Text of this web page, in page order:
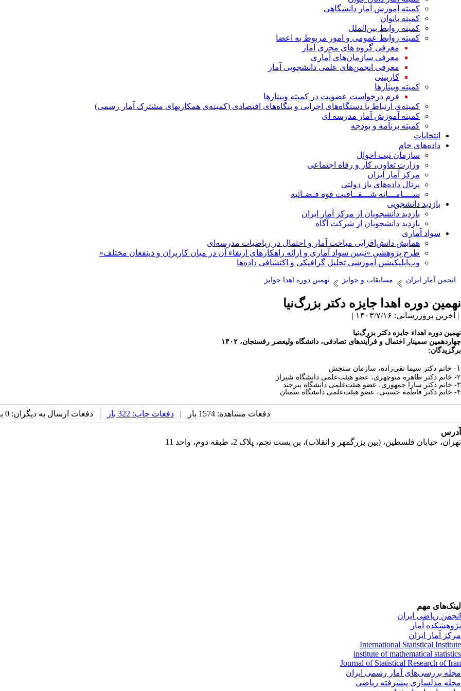
کمیته آموزش آمار دانشگاهی
کمیته بانوان
کمیته روابط بین‌الملل
کمیته روابط عمومی و امور مربوط به اعضا
معرفی گروه های مجری آمار
معرفی سازمان‌های آماری
معرفی انجمن‌های علمی دانشجویی آمار
کاربینی
کمیته وبینارها
فرم درخواست عضویت در کمیته وبینارها
کمیته‌ی ارتباط با دستگاه‌های اجرایی و بنگاه‌های اقتصادی (کمیته‌ی همکاریهای مشترک آمار رسمی)
کمیته آموزش آمار مدرسه ای
کمیته برنامه و بودجه
انتخابات
داده‌های خام
سازمان ثبت احوال
وزارت تعاون، کار و رفاه اجتماعی
مرکز آمار ایران
پرتال داده‌های باز دولتی
ســــامـــانه شـــفــافیت قوه قـضـائیه
بازدید دانشجویی
بازدید دانشجویان از مرکز آمار ایران
بازدید دانشجویان از شرکت آگاه
سواد آماری
همایش دانش‌افزایی مباحث آمار و احتمال در ریاضیات مدرسه‌ای
طرح پژوهشی «تبیین سواد آماری و ارائه راهکارهای ارتقاء آن در میان کاربران و ذینفعان مختلف»
وب‌اپلیکیشن آموزشی تحلیل گرافیکی و اکتشافی داده‌ها
انجمن آمار ایران مسابقات و جوایز نهمین دوره اهدا جوایز
نهمین دوره اهدا جایزه دکتر بزرگ‌نیا
| آخرین بروزرسانی: ۱۴۰۳/۷/۱۶ |
نهمین دوره اهداء جایزه دکتر بزرگ‌نیا
چهاردهمین سمینار اختمال و فرآیندهای تصادفی، دانشگاه ولیعصر رفسنجان، ۱۴۰۲
برگزیدگان:
۱- خانم دکتر سیما نقی‌زاده، سازمان سنجش
۲-
خانم دکتر طاهره منوچهری، عضو هیئت‌علمی دانشگاه شیراز
۳- خانم دکتر سارا جمهوری، عضو هیئت‌علمی دانشگاه بیرجند
۴- خانم دکتر فاطمه حسینی، عضو هیئت‌علمی دانشگاه سمنان
دفعات مشاهده: 1574 بار | دفعات چاپ: 322 بار | دفعات ارسال به دیگران: 0 بار |
آدرس
تهران، خیابان فلسطین، (بین بزرگمهر و انقلاب)، بن بست نجم، پلاک 2، طبقه دوم، واحد 11
لینک‌های مهم
انجمن ریاضی ایران
پژوهشکده آمار
مرکز آمار ایران
International Statistical Institute
institute of mathematical statistics
Journal of Statistical Research of Iran
مجله بررسی‌های آمار رسمی ایران
مجله مدلسازی پیشرفته ریاضی